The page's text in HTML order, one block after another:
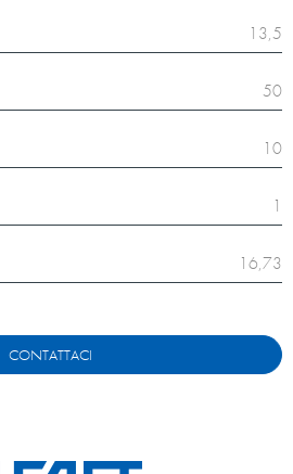
13,5
50
10
1
16,73
CONTATTACI